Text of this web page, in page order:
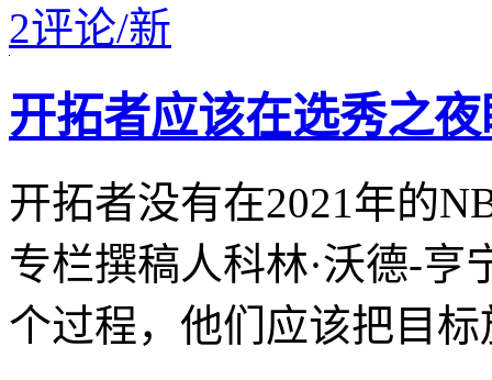
2评论/新
开拓者应该在选秀之
开拓者没有在2021年的
专栏撰稿人科林·沃德-
个过程，他们应该把目